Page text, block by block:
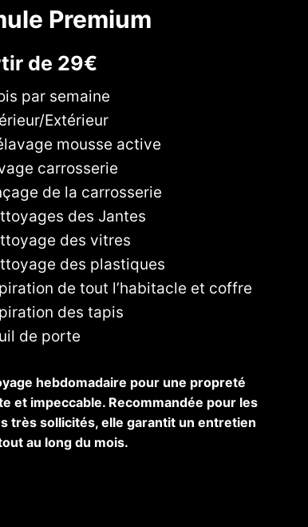
Premium
de 29€
par semaine
Extérieur
mousse active
carrosserie
de la carrosserie
des Jantes
des vitres
des plastiques
de tout l’habitacle et coffre
des tapis
de porte
hebdomadaire pour une propreté
et impeccable. Recommandée pour les
très sollicités, elle garantit un entretien
au long du mois.